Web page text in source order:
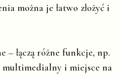
można je łatwo złożyć i
– łączą różne funkcje, np.
i miejsce na